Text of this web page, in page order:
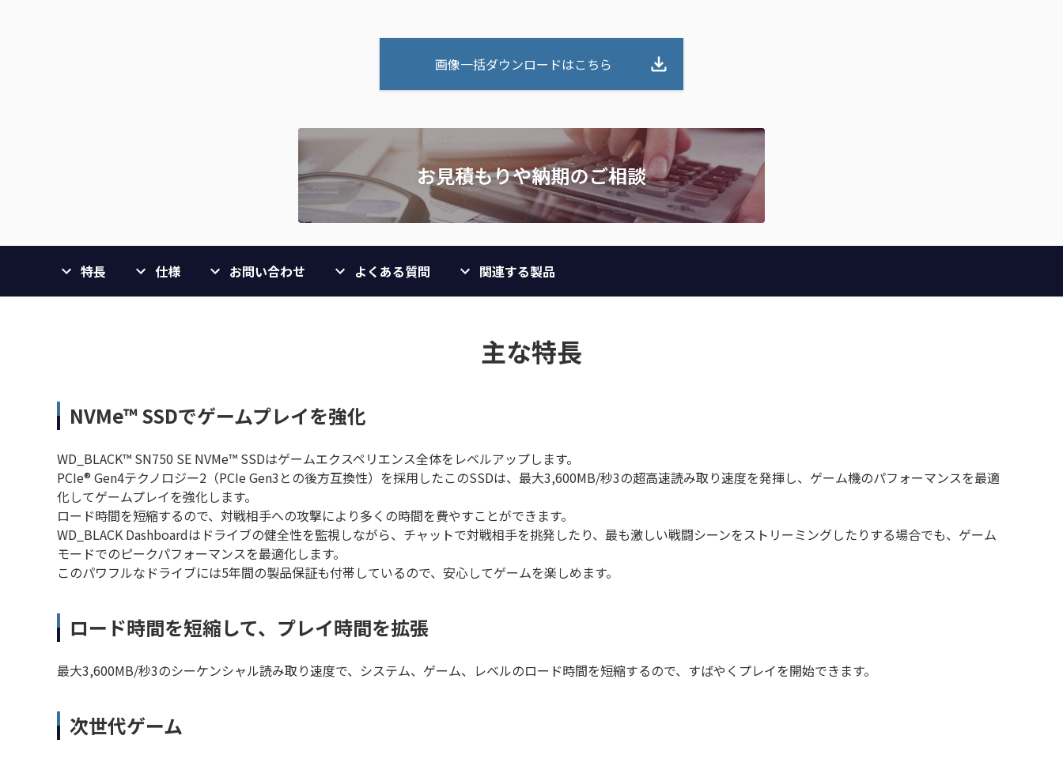
画像一括ダウンロードはこちら
特長 仕様 お問い合わせ よくある質問 関連する製品
主な特長
NVMe™ SSDでゲームプレイを強化
WD_BLACK™ SN750 SE NVMe™ SSDはゲームエクスペリエンス全体をレベルアップします。
PCIe® Gen4テクノロジー2（PCIe Gen3との後方互換性）を採用したこのSSDは、最大3,600MB/秒3の超高速読み取り速度を発揮し、ゲーム機のパフォーマンスを最適
化してゲームプレイを強化します。
ロード時間を短縮するので、対戦相手への攻撃により多くの時間を費やすことができます。
WD_BLACK Dashboardはドライブの健全性を監視しながら、チャットで対戦相手を挑発したり、最も激しい戦闘シーンをストリーミングしたりする場合でも、ゲーム
モードでのピークパフォーマンスを最適化します。
このパワフルなドライブには5年間の製品保証も付帯しているので、安心してゲームを楽しめます。
ロード時間を短縮して、プレイ時間を拡張
最大3,600MB/秒3のシーケンシャル読み取り速度で、システム、ゲーム、レベルのロード時間を短縮するので、すばやくプレイを開始できます。
次世代ゲーム